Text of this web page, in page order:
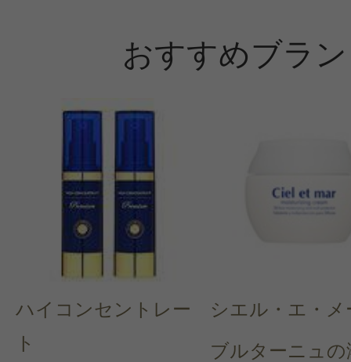
おすすめブラ
ハイコンセントレー
ト
シエル・エ・メ
ブルターニュの